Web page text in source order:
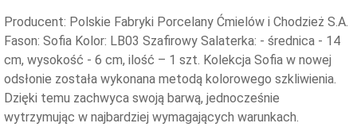
Producent: Polskie Fabryki Porcelany Ćmielów i Chodzież S.A.
Fason: Sofia Kolor: LB03 Szafirowy Salaterka: - średnica - 14
cm, wysokość - 6 cm, ilość – 1 szt. Kolekcja Sofia w nowej
odsłonie została wykonana metodą kolorowego szkliwienia.
Dzięki temu zachwyca swoją barwą, jednocześnie
wytrzymując w najbardziej wymagających warunkach.